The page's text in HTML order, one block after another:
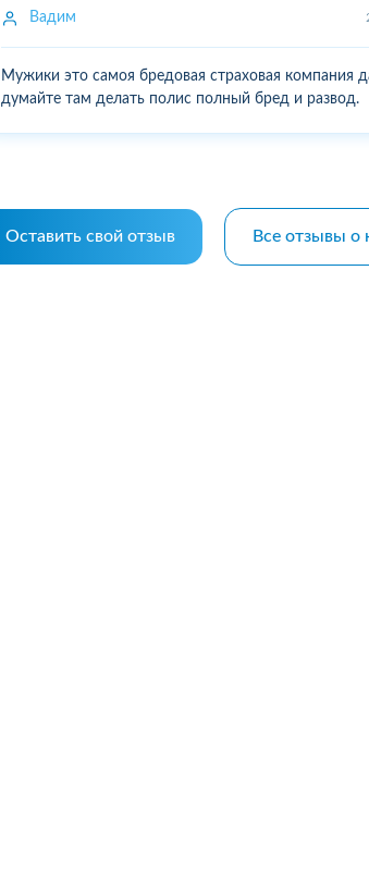
Вадим
Мужики это самоя бредовая страховая компания
думайте там делать полис полный бред и развод.
Оставить свой отзыв Все отзывы о